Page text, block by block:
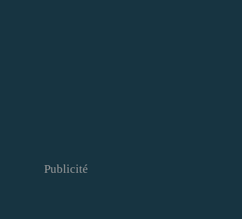
Publicité